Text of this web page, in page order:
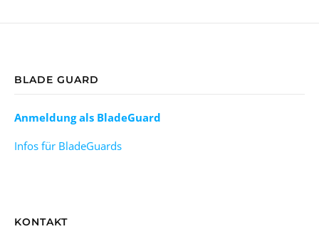
BLADE GUARD
Anmeldung als BladeGuard
Infos für BladeGuards
KONTAKT